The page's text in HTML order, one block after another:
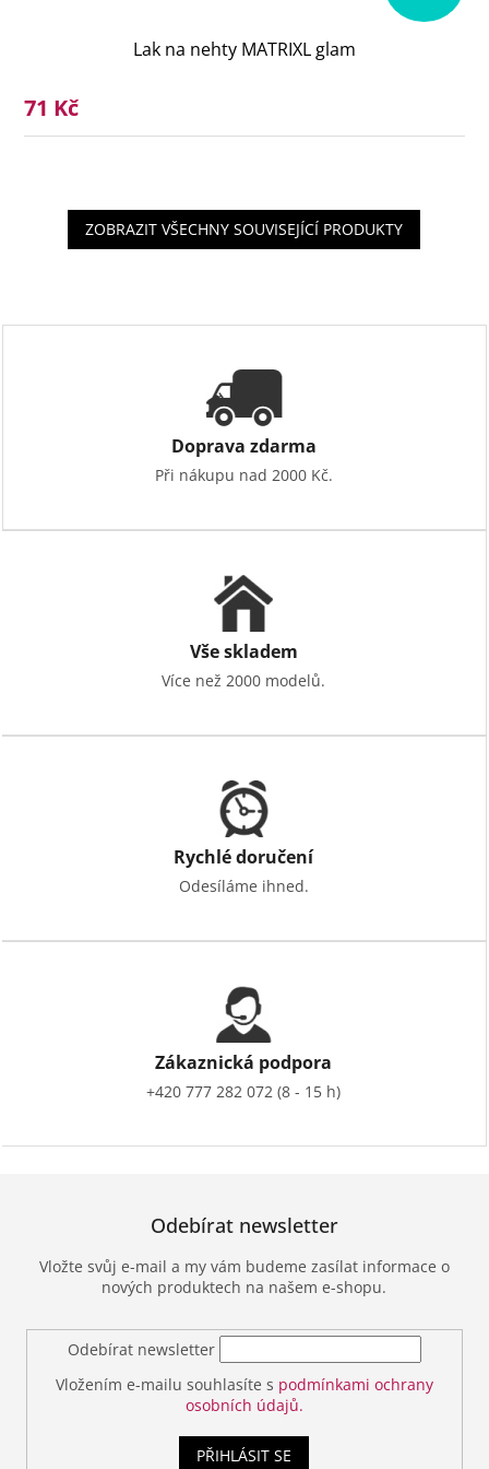
Lak na nehty MATRIXL glam
71 Kč
ZOBRAZIT VŠECHNY SOUVISEJÍCÍ PRODUKTY
Doprava zdarma
Při nákupu nad 2000 Kč.
Vše skladem
Více než 2000 modelů.
Rychlé doručení
Odesíláme ihned.
Zákaznická podpora
+420 777 282 072 (8 - 15 h)
Odebírat newsletter
Vložte svůj e-mail a my vám budeme zasílat informace o
nových produktech na našem e-shopu.
Odebírat newsletter
Vložením e-mailu souhlasíte s podmínkami ochrany
osobních údajů.
PŘIHLÁSIT SE